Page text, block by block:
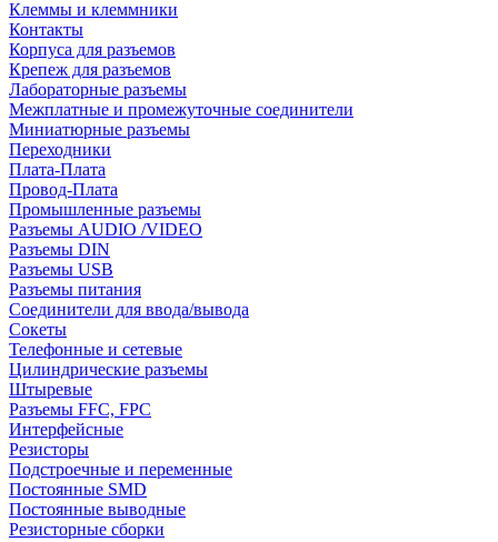
Клеммы и клеммники
Контакты
Корпуса для разъемов
Крепеж для разъемов
Лабораторные разъемы
Межплатные и промежуточные соединители
Миниатюрные разъемы
Переходники
Плата-Плата
Провод-Плата
Промышленные разъемы
Разъемы AUDIO /VIDEO
Разъемы DIN
Разъемы USB
Разъемы питания
Соединители для ввода/вывода
Сокеты
Телефонные и сетевые
Цилиндрические разъемы
Штыревые
Разъемы FFC, FPC
Интерфейсные
Резисторы
Подстроечные и переменные
Постоянные SMD
Постоянные выводные
Резисторные сборки